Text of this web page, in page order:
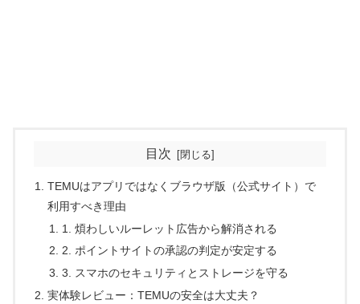
目次
TEMUはアプリではなくブラウザ版（公式サイト）で
利用すべき理由
1. 煩わしいルーレット広告から解消される
2. ポイントサイトの承認の判定が安定する
3. スマホのセキュリティとストレージを守る
実体験レビュー：TEMUの安全は大丈夫？